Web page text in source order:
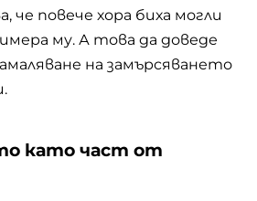
че повече хора биха могли
му. А това да доведе
на замърсяването
като част от